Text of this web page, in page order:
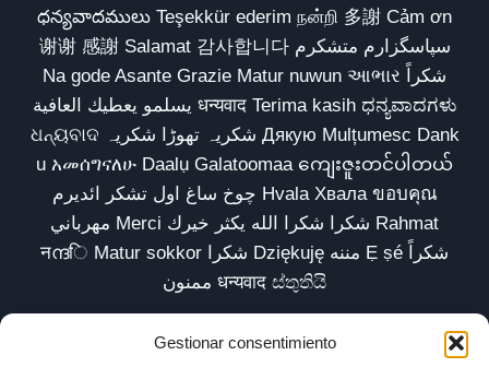
Gestionar consentimiento
ధన్యవాదములు Teşekkür ederim நன்றி 多謝 Cảm ơn
谢谢 感謝 Salamat 감사합니다 سپاسگزارم متشکرم
Na gode Asante Grazie Matur nuwun આભાર شكراً
يسلمو يعطيك العافية धन्यवाद Terima kasih ಧನ್ಯವಾದಗಳು
ଧନ୍ୟବାଦ شکریہ تھوڑا شکریہ Дякую Mulțumesc Dank
u አመሰግናለሁ Daalụ Galatoomaa ကျေးဇူးတင်ပါတယ်
چوخ ساغ اول تشکر ائدیرم Hvala Хвала ขอบคุณ
مهرباني Merci شكرا شكرا الله يكثر خيرك Rahmat
नന്ദि Matur sokkor شكرا Dziękuję مننه Ẹ ṣé شكراً
ممنون धन्यवाद ස්තුතියි